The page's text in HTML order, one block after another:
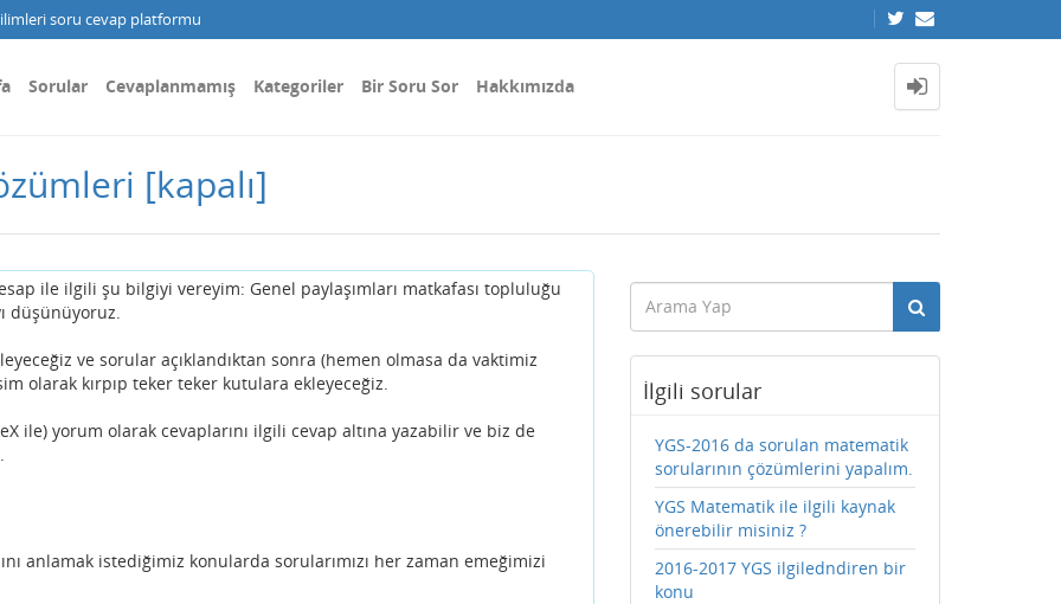
soru cevap platformu
Sorular Cevaplanmamış Kategoriler Bir Soru Sor Hakkımızda
[kapalı]
ile ilgili şu bilgiyi vereyim: Genel paylaşımları matkafası topluluğu
düşünüyoruz.
ve sorular açıklandıktan sonra (hemen olmasa da vaktimiz
olarak kırpıp teker teker kutulara ekleyeceğiz.
ile) yorum olarak cevaplarını ilgili cevap altına yazabilir ve biz de
anlamak istediğimiz konularda sorularımızı her zaman emeğimizi
İlgili sorular
YGS-2016 da sorulan matematik
sorularının çözümlerini yapalım.
YGS Matematik ile ilgili kaynak
önerebilir misiniz ?
2016-2017 YGS ilgiledndiren bir
konu